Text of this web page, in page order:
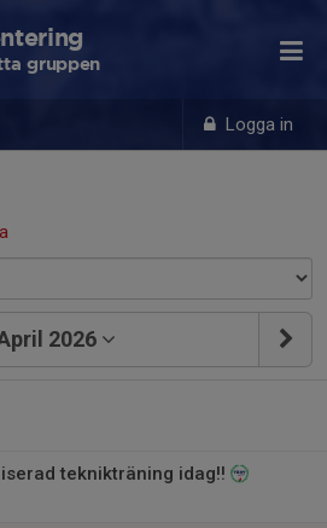
Logga in
gruppen
2026
teknikträning idag!!